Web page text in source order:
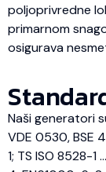
poljoprivredne
primarnom
osigurava
Naši generatori
VDE 0530, BSE
1; TS ISO 8528-1